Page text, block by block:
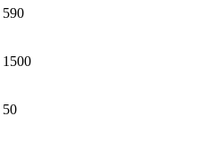
590
1500
50